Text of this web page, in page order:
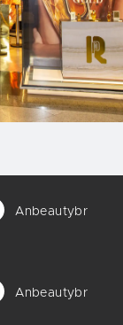
Anbeautybr
Anbeautybr